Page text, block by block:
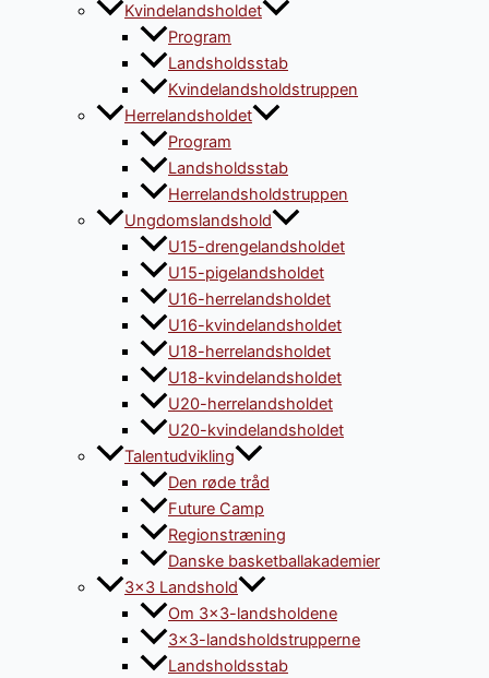
Kvindelandsholdet
Program
Landsholdsstab
Kvindelandsholdstruppen
Herrelandsholdet
Program
Landsholdsstab
Herrelandsholdstruppen
Ungdomslandshold
U15-drengelandsholdet
U15-pigelandsholdet
U16-herrelandsholdet
U16-kvindelandsholdet
U18-herrelandsholdet
U18-kvindelandsholdet
U20-herrelandsholdet
U20-kvindelandsholdet
Talentudvikling
Den røde tråd
Future Camp
Regionstræning
Danske basketballakademier
3×3 Landshold
Om 3×3-landsholdene
3×3-landsholdstrupperne
Landsholdsstab